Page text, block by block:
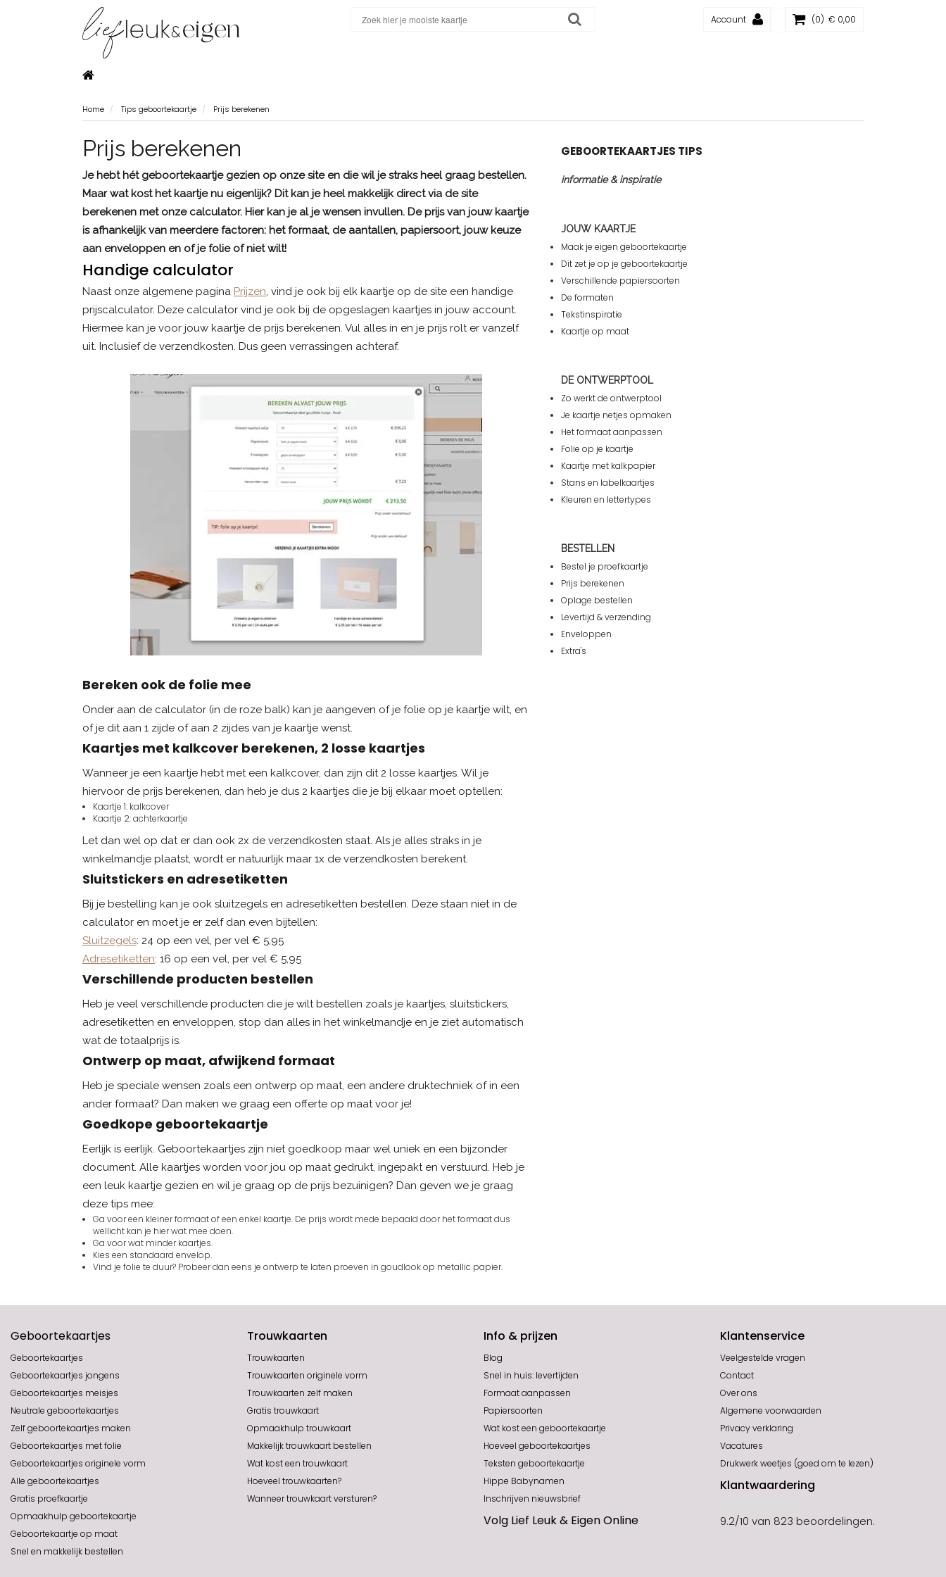
Account (0) € 0,00
Home Tips geboortekaartje Prijs berekenen
Prijs berekenen
Je hebt hét geboortekaartje gezien op onze site en die wil je straks heel graag bestellen.
Maar wat kost het kaartje nu eigenlijk? Dit kan je heel makkelijk direct via de site
berekenen met onze calculator. Hier kan je al je wensen invullen. De prijs van jouw kaartje
is afhankelijk van meerdere factoren: het formaat, de aantallen, papiersoort, jouw keuze
aan enveloppen en of je folie of niet wilt!
Handige calculator
Naast onze algemene pagina Prijzen, vind je ook bij elk kaartje op de site een handige
prijscalculator. Deze calculator vind je ook bij de opgeslagen kaartjes in jouw account.
Hiermee kan je voor jouw kaartje de prijs berekenen. Vul alles in en je prijs rolt er vanzelf
uit. Inclusief de verzendkosten. Dus geen verrassingen achteraf.
Bereken ook de folie mee
Onder aan de calculator (in de roze balk) kan je aangeven of je folie op je kaartje wilt, en
of je dit aan 1 zijde of aan 2 zijdes van je kaartje wenst.
Kaartjes met kalkcover berekenen, 2 losse kaartjes
Wanneer je een kaartje hebt met een kalkcover, dan zijn dit 2 losse kaartjes. Wil je
hiervoor de prijs berekenen, dan heb je dus 2 kaartjes die je bij elkaar moet optellen:
Kaartje 1: kalkcover
Kaartje 2: achterkaartje
Let dan wel op dat er dan ook 2x de verzendkosten staat. Als je alles straks in je
winkelmandje plaatst, wordt er natuurlijk maar 1x de verzendkosten berekent.
Sluitstickers en adresetiketten
Bij je bestelling kan je ook sluitzegels en adresetiketten bestellen. Deze staan niet in de
calculator en moet je er zelf dan even bijtellen:
Sluitzegels: 24 op een vel, per vel € 5,95
Adresetiketten: 16 op een vel, per vel € 5,95
Verschillende producten bestellen
Heb je veel verschillende producten die je wilt bestellen zoals je kaartjes, sluitstickers,
adresetiketten en enveloppen, stop dan alles in het winkelmandje en je ziet automatisch
wat de totaalprijs is.
Ontwerp op maat, afwijkend formaat
Heb je speciale wensen zoals een ontwerp op maat, een andere druktechniek of in een
ander formaat? Dan maken we graag een offerte op maat voor je!
Goedkope geboortekaartje
Eerlijk is eerlijk. Geboortekaartjes zijn niet goedkoop maar wel uniek en een bijzonder
document. Alle kaartjes worden voor jou op maat gedrukt, ingepakt en verstuurd. Heb je
een leuk kaartje gezien en wil je graag op de prijs bezuinigen? Dan geven we je graag
deze tips mee:
Ga voor een kleiner formaat of een enkel kaartje. De prijs wordt mede bepaald door het formaat dus
wellicht kan je hier wat mee doen.
Ga voor wat minder kaartjes.
Kies een standaard envelop.
Vind je folie te duur? Probeer dan eens je ontwerp te laten proeven in goudlook op metallic papier.
GEBOORTEKAARTJES TIPS
informatie & inspiratie
JOUW KAARTJE
Maak je eigen geboortekaartje
Dit zet je op je geboortekaartje
Verschillende papiersoorten
De formaten
Tekstinspiratie
Kaartje op maat
DE ONTWERPTOOL
Zo werkt de ontwerptool
Je kaartje netjes opmaken
Het formaat aanpassen
Folie op je kaartje
Kaartje met kalkpapier
Stans en labelkaartjes
Kleuren en lettertypes
BESTELLEN
Bestel je proefkaartje
Prijs berekenen
Oplage bestellen
Levertijd & verzending
Enveloppen
Extra's
Geboortekaartjes
Geboortekaartjes
Geboortekaartjes jongens
Geboortekaartjes meisjes
Neutrale geboortekaartjes
Zelf geboortekaartjes maken
Geboortekaartjes met folie
Geboortekaartjes originele vorm
Alle geboortekaartjes
Gratis proefkaartje
Opmaakhulp geboortekaartje
Geboortekaartje op maat
Snel en makkelijk bestellen
Trouwkaarten
Trouwkaarten
Trouwkaarten originele vorm
Trouwkaarten zelf maken
Gratis trouwkaart
Opmaakhulp trouwkaart
Makkelijk trouwkaart bestellen
Wat kost een trouwkaart
Hoeveel trouwkaarten?
Wanneer trouwkaart versturen?
Info & prijzen
Blog
Snel in huis: levertijden
Formaat aanpassen
Papiersoorten
Wat kost een geboortekaartje
Hoeveel geboortekaartjes
Teksten geboortekaartje
Hippe Babynamen
Inschrijven nieuwsbrief
Volg Lief Leuk & Eigen Online
Klantenservice
Veelgestelde vragen
Contact
Over ons
Algemene voorwaarden
Privacy verklaring
Vacatures
Drukwerk weetjes (goed om te lezen)
Klantwaardering
9.2/10 van 823 beoordelingen.